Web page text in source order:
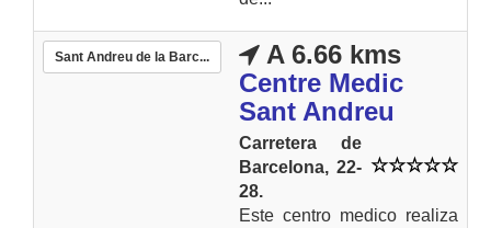
Sant Andreu de la Barc...
A 6.66 kms
Centre Medic
Sant Andreu
Carretera de
Barcelona, 22-
28.
Este centro medico realiza